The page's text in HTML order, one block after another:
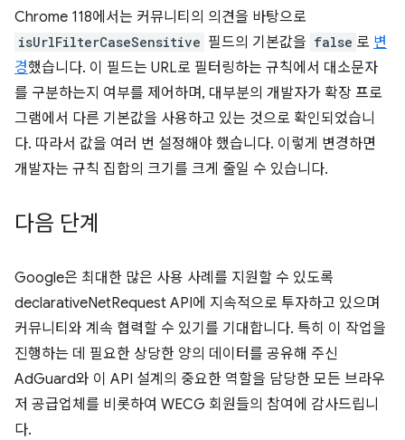
Chrome 118에서는 커뮤니티의 의견을 바탕으로
isUrlFilterCaseSensitive 필드의 기본값을 false 로 변
경했습니다. 이 필드는 URL로 필터링하는 규칙에서 대소문자
를 구분하는지 여부를 제어하며, 대부분의 개발자가 확장 프로
그램에서 다른 기본값을 사용하고 있는 것으로 확인되었습니
다. 따라서 값을 여러 번 설정해야 했습니다. 이렇게 변경하면
개발자는 규칙 집합의 크기를 크게 줄일 수 있습니다.
다음 단계
Google은 최대한 많은 사용 사례를 지원할 수 있도록
declarativeNetRequest API에 지속적으로 투자하고 있으며
커뮤니티와 계속 협력할 수 있기를 기대합니다. 특히 이 작업을
진행하는 데 필요한 상당한 양의 데이터를 공유해 주신
AdGuard와 이 API 설계의 중요한 역할을 담당한 모든 브라우
저 공급업체를 비롯하여 WECG 회원들의 참여에 감사드립니
다.